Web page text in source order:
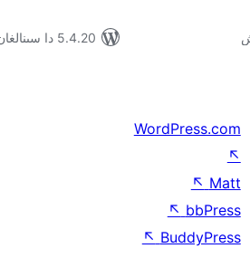
5.4.20 دا سىنالغان
WordPress.com
↖
Matt
↖
bbPress
↖
BuddyPress
↖